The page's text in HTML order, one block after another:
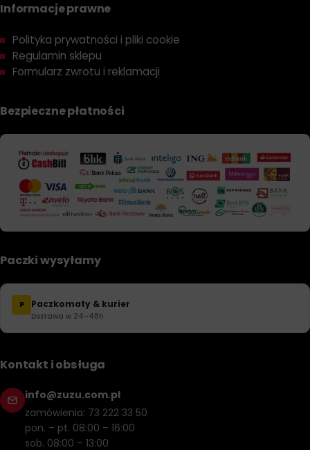
Informacje prawne
Polityka prywatności i pliki cookie
Regulamin sklepu
Formularz zwrotu i reklamacji
Bezpieczne płatności
Paczki wysyłamy
P Paczkomaty & kurier
Dostawa w 24–48h
Kontakt i obsługa
info@zuzu.com.pl
zamówienia: 73 222 33 50
pon. – pt. 08:00 – 16:00
sob. 08:00 – 13:00